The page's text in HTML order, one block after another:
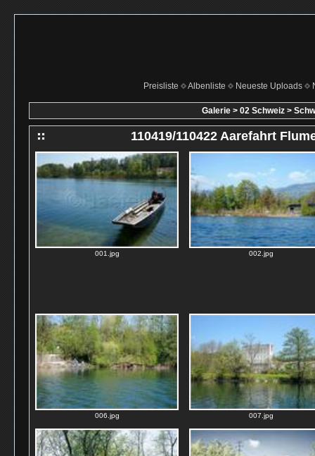
Preisliste Albenliste Neueste Uploads
Galerie> 02 Schweiz>
110419/110422 Aarefahrt
001.jpg 002.jpg
006.jpg 007.jpg